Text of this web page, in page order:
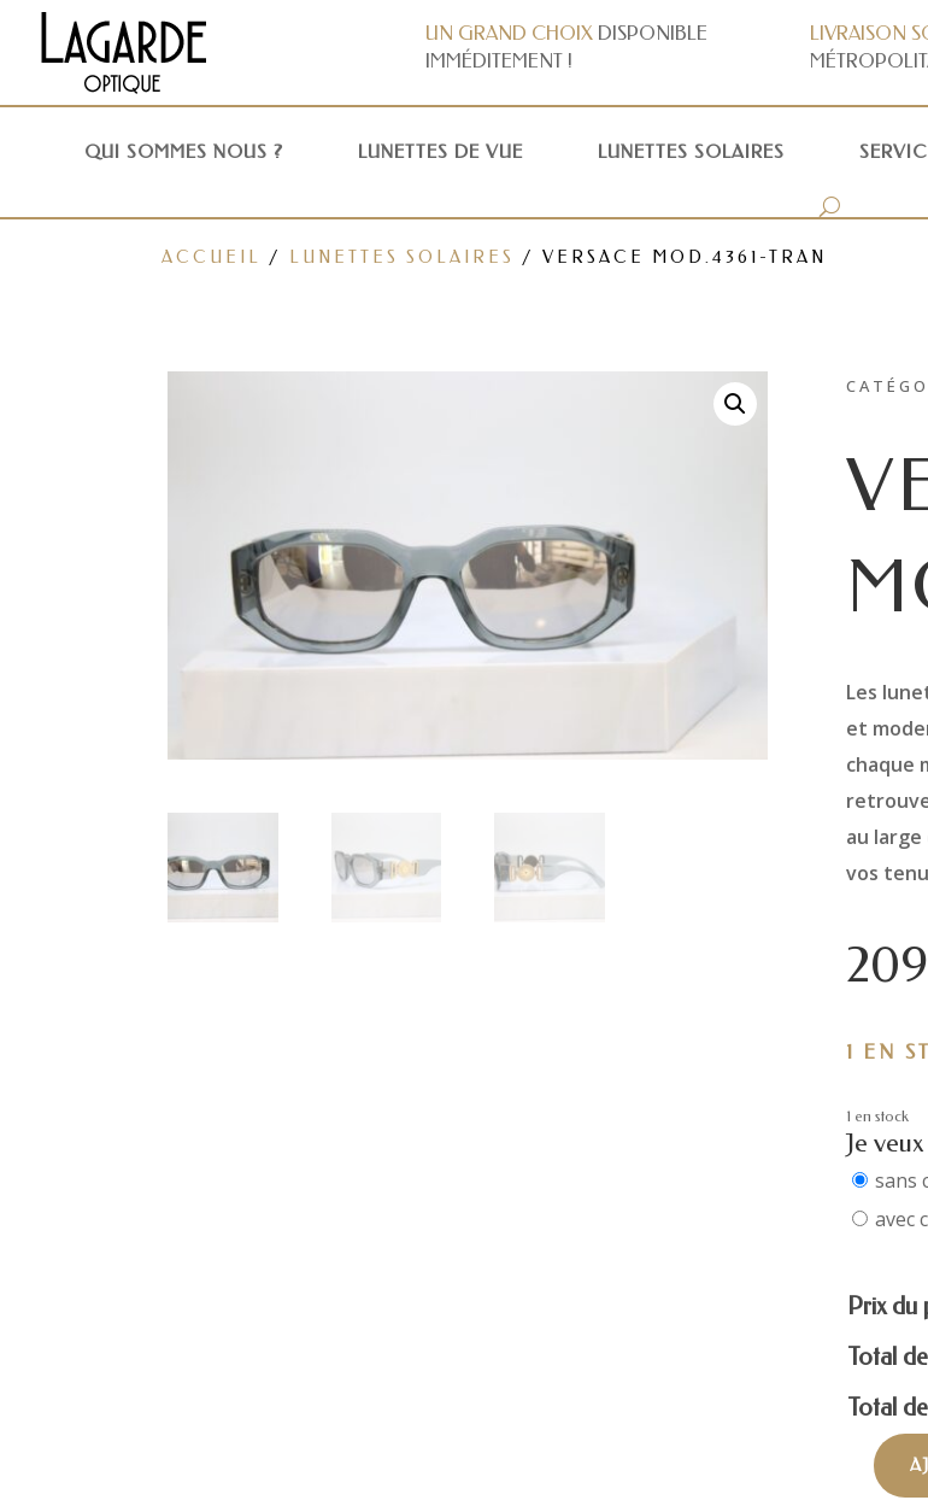
UN GRAND CHOIXDISPONIBLE
IMMÉDITEMENT !
LIVRAISON
QUI SOMMES NOUS ? LUNETTES DE VUE LUNETTES SOLAIRES
ACCUEIL / LUNETTES SOLAIRES / VERSACE MOD.4361-TRAN
Les
et
chaque
au
vos
1 EN
1 en stock
Je
sans
avec
Prix du
Total
Total
quantité